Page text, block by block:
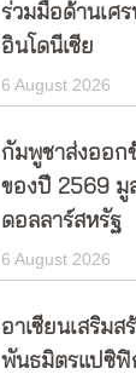
ร่วมมือด้านเศ
อินโดนีเซีย
6 August 2026
กัมพูชาส่งออก
ของปี 2569 มู
ดอลลาร์สหรัฐ
6 August 2026
อาเซียนเสริม
พันธมิตรแปซิฟิ